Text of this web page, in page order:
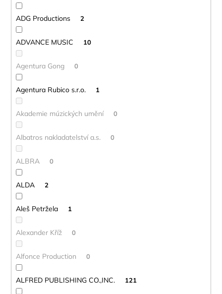
ADG Productions 2
ADVANCE MUSIC 10
Agentura Gong 0
Agentura Rubico s.r.o. 1
Akademie múzických umění 0
Albatros nakladatelství a.s. 0
ALBRA 0
ALDA 2
Aleš Petržela 1
Alexander Kříž 0
Alfonce Production 0
ALFRED PUBLISHING CO.,INC. 121